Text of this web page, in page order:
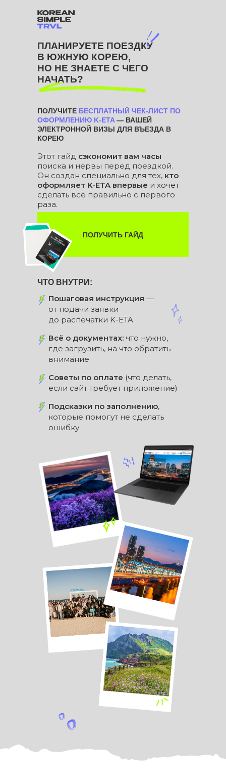
ПЛАНИРУЕТЕ ПОЕЗДКУ
В ЮЖНУЮ КОРЕЮ,
НО НЕ ЗНАЕТЕ С ЧЕГО
НАЧАТЬ?
Пошаговая инструкция —
от подачи заявки
до распечатки K-ETA
Всё о документах: что нужно,
где загрузить, на что обратить
внимание
Советы по оплате (что делать,
если сайт требует приложение)
Подсказки по заполнению,
которые помогут не сделать
ошибку
ЧТО ВНУТРИ:
Этот гайд сэкономит вам часы
поиска и нервы перед поездкой.
Он создан специально для тех, кто
оформляет K-ETA впервые и хочет
сделать всё правильно с первого
раза.
ПОЛУЧИТЕ БЕСПЛАТНЫЙ ЧЕК-ЛИСТ ПО
ОФОРМЛЕНИЮ K-ETA— ВАШЕЙ
ЭЛЕКТРОННОЙ ВИЗЫ ДЛЯ ВЪЕЗДА В
КОРЕЮ
ПОЛУЧИТЬ ГАЙД